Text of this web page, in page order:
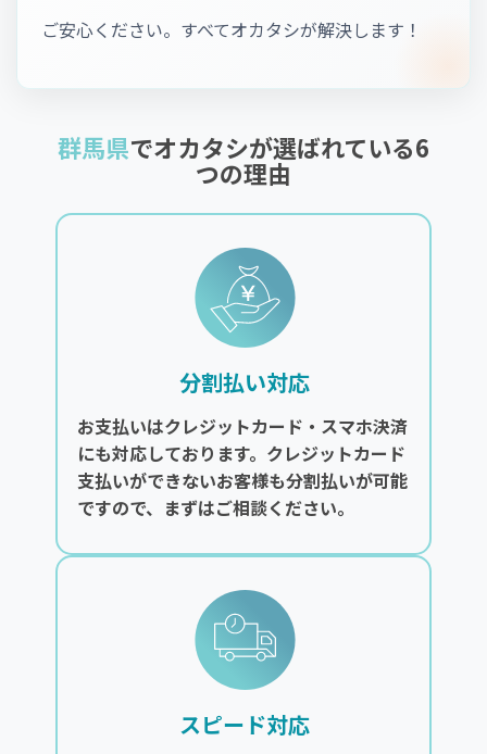
ご安心ください。すべてオカタシが解決します！
群馬県でオカタシが選ばれている6
つの理由
分割払い対応
お支払いはクレジットカード・スマホ決済
にも対応しております。クレジットカード
支払いができないお客様も分割払いが可能
ですので、まずはご相談ください。
スピード対応